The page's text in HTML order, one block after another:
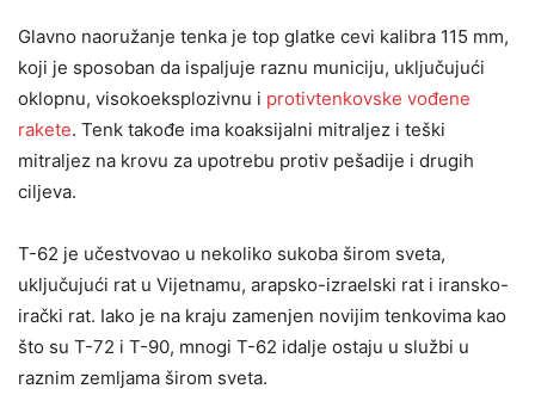
Glavno naoružanje tenka je top glatke cevi kalibra 115 mm,
koji je sposoban da ispaljuje raznu municiju, uključujući
oklopnu, visokoeksplozivnu i protivtenkovske vođene
rakete. Tenk takođe ima koaksijalni mitraljez i teški
mitraljez na krovu za upotrebu protiv pešadije i drugih
ciljeva.
T-62 je učestvovao u nekoliko sukoba širom sveta,
uključujući rat u Vijetnamu, arapsko-izraelski rat i iransko-
irački rat. Iako je na kraju zamenjen novijim tenkovima kao
što su T-72 i T-90, mnogi T-62 idalje ostaju u službi u
raznim zemljama širom sveta.